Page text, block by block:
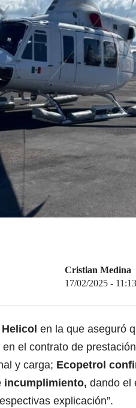
Cristian Medina
17/02/2025 - 11:13
Helicol en la que aseguró
el contrato de
y carga; Ecopetrol
incumplimiento, dando el
explicación”.